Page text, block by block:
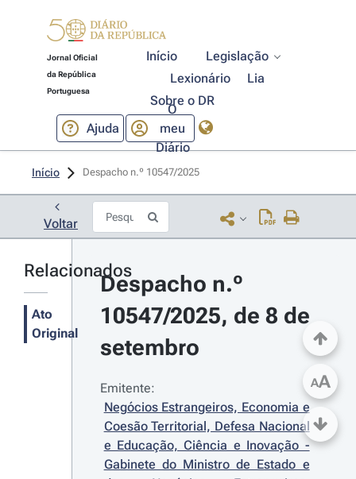
Jornal Oficial
da República
Portuguesa
Início
Legislação
Lexionário
Lia
Sobre o DR
Ajuda
O
meu
Diário
Início Despacho n.º 10547/2025
Voltar
Relacionados
Ato
Original
Despacho n.º
10547/2025, de 8 de
setembro
Emitente:
Negócios Estrangeiros, Economia e
Coesão Territorial, Defesa Nacional
e Educação, Ciência e Inovação -
Gabinete do Ministro de Estado e
AA